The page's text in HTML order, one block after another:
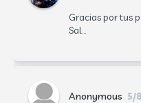
Gracias por tus
Sal...
Anonymous 5/